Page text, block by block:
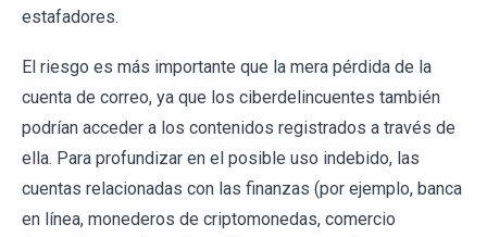
estafadores.
El riesgo es más importante que la mera pérdida de la
cuenta de correo, ya que los ciberdelincuentes también
podrían acceder a los contenidos registrados a través de
ella. Para profundizar en el posible uso indebido, las
cuentas relacionadas con las finanzas (por ejemplo, banca
en línea, monederos de criptomonedas, comercio